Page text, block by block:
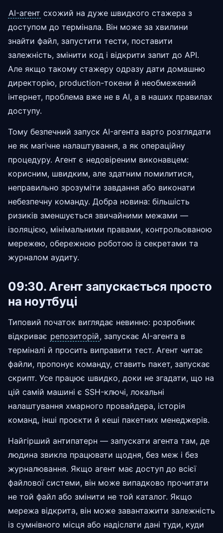
AI-агент схожий на дуже швидкого стажера з
доступом до термінала. Він може за хвилини
знайти файл, запустити тести, поставити
залежність, змінити код і відкрити запит до API.
Але якщо такому стажеру одразу дати домашню
директорію, production-токени й необмежений
інтернет, проблема вже не в AI, а в наших правилах
доступу.
Тому безпечний запуск AI-агента варто розглядати
не як магічне налаштування, а як операційну
процедуру. Агент є недовіреним виконавцем:
корисним, швидким, але здатним помилитися,
неправильно зрозуміти завдання або виконати
небезпечну команду. Добра новина: більшість
ризиків зменшується звичайними межами —
ізоляцією, мінімальними правами, контрольованою
мережею, обережною роботою із секретами та
журналом аудиту.
09:30. Агент запускається просто
на ноутбуці
Типовий початок виглядає невинно: розробник
відкриває репозиторій, запускає AI-агента в
терміналі й просить виправити тест. Агент читає
файли, пропонує команду, ставить пакет, запускає
скрипт. Усе працює швидко, доки не згадати, що на
цій самій машині є SSH-ключі, локальні
налаштування хмарного провайдера, історія
команд, інші проєкти й кеші пакетних менеджерів.
Найгірший антипатерн — запускати агента там, де
людина звикла працювати щодня, без меж і без
журналювання. Якщо агент має доступ до всієї
файлової системи, він може випадково прочитати
не той файл або змінити не той каталог. Якщо
мережа відкрита, він може завантажити залежність
із сумнівного місця або надіслати дані туди, куди